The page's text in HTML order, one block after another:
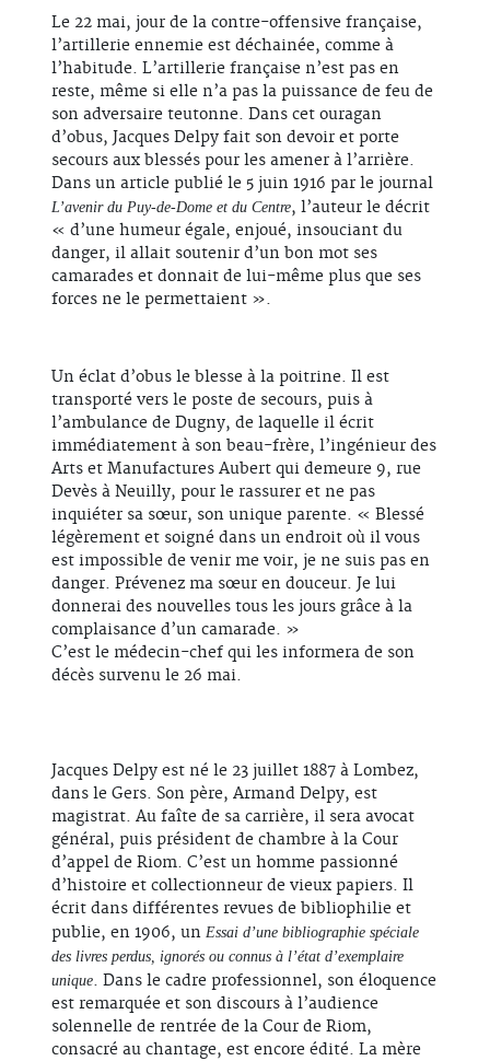
Le 22 mai, jour de la contre-offensive française,
l’artillerie ennemie est déchainée, comme à
l’habitude. L’artillerie française n’est pas en
reste, même si elle n’a pas la puissance de feu de
son adversaire teutonne. Dans cet ouragan
d’obus, Jacques Delpy fait son devoir et porte
secours aux blessés pour les amener à l’arrière.
Dans un article publié le 5 juin 1916 par le journal
L’avenir du Puy-de-Dome et du Centre, l’auteur le décrit
« d’une humeur égale, enjoué, insouciant du
danger, il allait soutenir d’un bon mot ses
camarades et donnait de lui-même plus que ses
forces ne le permettaient ».
Un éclat d’obus le blesse à la poitrine. Il est
transporté vers le poste de secours, puis à
l’ambulance de Dugny, de laquelle il écrit
immédiatement à son beau-frère, l’ingénieur des
Arts et Manufactures Aubert qui demeure 9, rue
Devès à Neuilly, pour le rassurer et ne pas
inquiéter sa sœur, son unique parente. « Blessé
légèrement et soigné dans un endroit où il vous
est impossible de venir me voir, je ne suis pas en
danger. Prévenez ma sœur en douceur. Je lui
donnerai des nouvelles tous les jours grâce à la
complaisance d’un camarade. »
C’est le médecin-chef qui les informera de son
décès survenu le 26 mai.
Jacques Delpy est né le 23 juillet 1887 à Lombez,
dans le Gers. Son père, Armand Delpy, est
magistrat. Au faîte de sa carrière, il sera avocat
général, puis président de chambre à la Cour
d’appel de Riom. C’est un homme passionné
d’histoire et collectionneur de vieux papiers. Il
écrit dans différentes revues de bibliophilie et
publie, en 1906, un Essai d’une bibliographie spéciale
des livres perdus, ignorés ou connus à l’état d’exemplaire
unique. Dans le cadre professionnel, son éloquence
est remarquée et son discours à l’audience
solennelle de rentrée de la Cour de Riom,
consacré au chantage, est encore édité. La mère